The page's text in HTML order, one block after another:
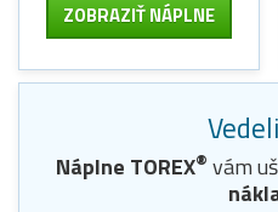
ZOBRAZIŤ NÁPLNE
Náplne TOREX® vám